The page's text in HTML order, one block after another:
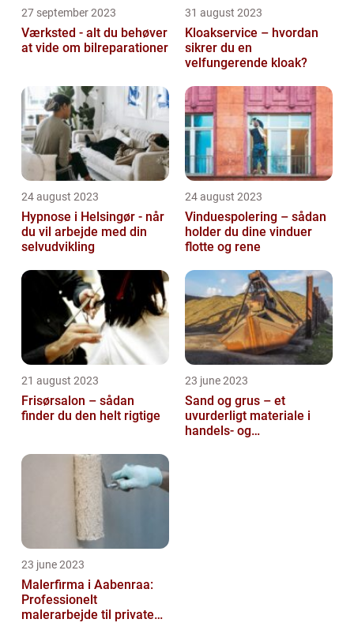
27 september 2023
Værksted - alt du behøver
at vide om bilreparationer
31 august 2023
Kloakservice – hvordan
sikrer du en
velfungerende kloak?
24 august 2023
Hypnose i Helsingør - når
du vil arbejde med din
selvudvikling
24 august 2023
Vinduespolering – sådan
holder du dine vinduer
flotte og rene
21 august 2023
Frisørsalon – sådan
finder du den helt rigtige
23 june 2023
Sand og grus – et
uvurderligt materiale i
handels- og
23 june 2023
Malerfirma i Aabenraa:
Professionelt
malerarbejde til private